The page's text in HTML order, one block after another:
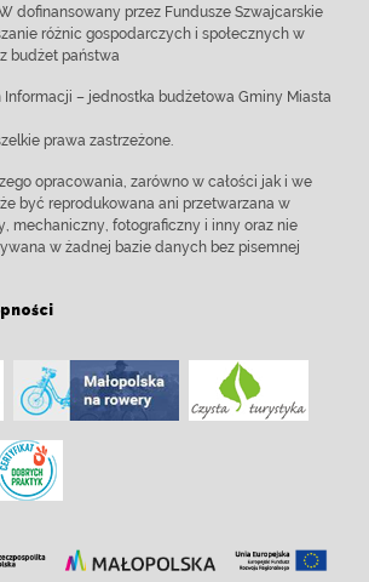
dofinansowany przez Fundusze Szwajcarskie
różnic gospodarczych i społecznych w
budżet państwa
Informacji – jednostka budżetowa Gminy Miasta
prawa zastrzeżone.
opracowania, zarówno w całości jak i we
być reprodukowana ani przetwarzana w
mechaniczny, fotograficzny i inny oraz nie
w żadnej bazie danych bez pisemnej